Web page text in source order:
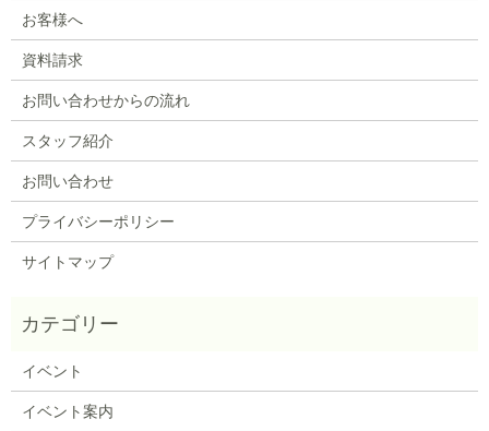
お客様へ
資料請求
お問い合わせからの流れ
スタッフ紹介
お問い合わせ
プライバシーポリシー
サイトマップ
イベント
イベント案内